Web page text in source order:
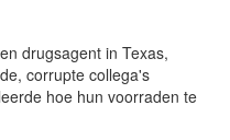
drugsagent in Texas,
corrupte collega's
hoe hun voorraden te